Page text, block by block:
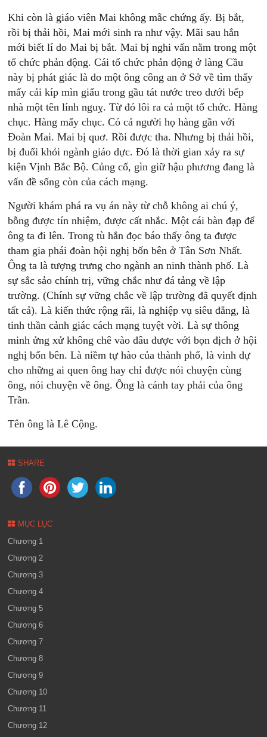
Khi còn là giáo viên Mai không mẵc chứng ấy. Bị bắt,
rồi bị thải hồi, Mai mới sinh ra như vậy. Mãi sau hắn
mới biết lí do Mai bị bắt. Mai bị nghi vấn nằm trong một
tổ chức phản động. Cái tổ chức phản động ở làng Cầu
này bị phát giác là do một ông công an ở Sở về tìm thấy
mấy cải kíp mìn giấu trong gầu tát nước treo dưới bếp
nhà một tên lính nguỵ. Từ đó lôi ra cả một tổ chức. Hàng
chục. Hàng mấy chục. Có cả người họ hàng gần với
Đoàn Mai. Mai bị quơ. Rồi được tha. Nhưng bị thải hồi,
bị đuổi khỏi ngành giáo dực. Đó là thời gian xảy ra sự
kiện Vịnh Bắc Bộ. Củng cố, gìn giữ hậu phương đang là
vấn đề sống còn của cách mạng.
Người khám phá ra vụ án này từ chỗ không ai chú ý,
bỗng được tín nhiệm, được cất nhắc. Một cái bàn đạp để
ông ta đi lên. Trong tù hắn đọc báo thấy ông ta được
tham gia phái đoàn hội nghị bốn bên ở Tân Sơn Nhất.
Ông ta là tượng trưng cho ngành an ninh thành phố. Là
sự sắc sảo chính trị, vững chắc như đá tảng về lập
trường. (Chính sự vững chắc về lập trường đã quyết định
tất cả). Là kiến thức rộng rãi, là nghiệp vụ siêu đẳng, là
tinh thần cảnh giác cách mạng tuyệt vời. Là sự thông
minh ửng xử không chê vào đâu được với bọn địch ở hội
nghị bốn bên. Là niềm tự hào của thành phố, là vinh dự
cho những ai quen ông hay chỉ được nói chuyện cùng
ông, nói chuyện về ông. Ông là cánh tay phải của ông
Trần.
Tên ông là Lê Cộng.
SHARE
MỤC LỤC
Chương 1
Chương 2
Chương 3
Chương 4
Chương 5
Chương 6
Chương 7
Chương 8
Chương 9
Chương 10
Chương 11
Chương 12